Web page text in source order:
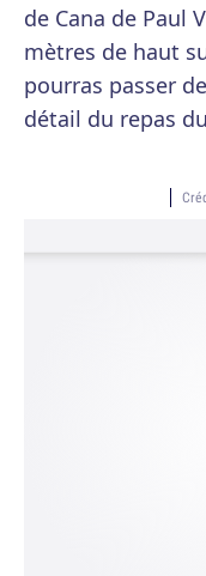
de Cana de Paul
mètres de haut
pourras passer
détail du repas